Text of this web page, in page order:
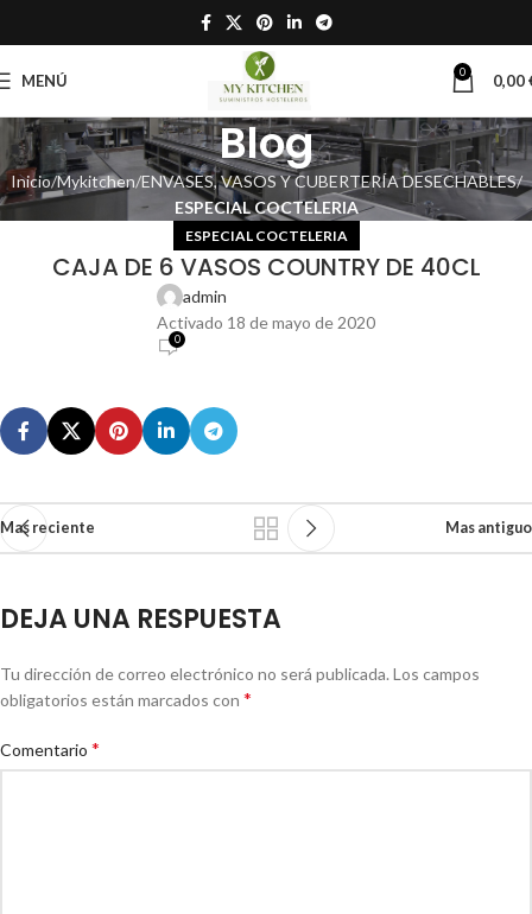
MENÚ 0 0,00
Blog
Inicio Mykitchen ENVASES, VASOS Y CUBERTERÍA DESECHABLES
ESPECIAL COCTELERIA
ESPECIAL COCTELERIA
CAJA DE 6 VASOS COUNTRY DE 40CL
admin
Activado 18 de mayo de 2020
0
Mas reciente Mas antiguo
DEJA UNA RESPUESTA
Tu dirección de correo electrónico no será publicada. Los campos
obligatorios están marcados con *
Comentario *